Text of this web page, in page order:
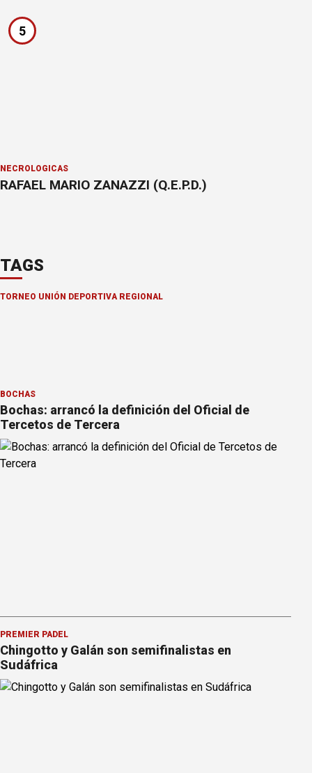
5
NECROLÓGICAS
RAFAEL MARIO ZANAZZI (Q.E.P.D.)
TAGS
TORNEO UNIÓN DEPORTIVA REGIONAL
BOCHAS
Bochas: arrancó la definición del Oficial de
Tercetos de Tercera
PREMIER PÁDEL
Chingotto y Galán son semifinalistas en
Sudáfrica